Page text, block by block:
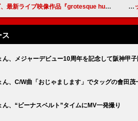
イブ映像作品『grotesque human』から「ミスフィッツ」公開
ス
ん、メジャーデビュー10周年を記念して阪神甲
ん、C/W曲「おじゃまします」でタッグの會田
ん、“ビーナスベルト”タイムにMV一発撮り